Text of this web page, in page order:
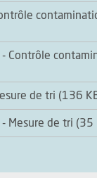
Contrôle
de tri (136
Mesure de tri (35